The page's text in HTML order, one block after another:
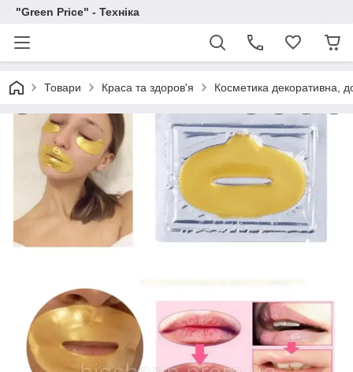
"Green Price" - Техніка
Товари Краса та здоров'я Косметика декоративна,